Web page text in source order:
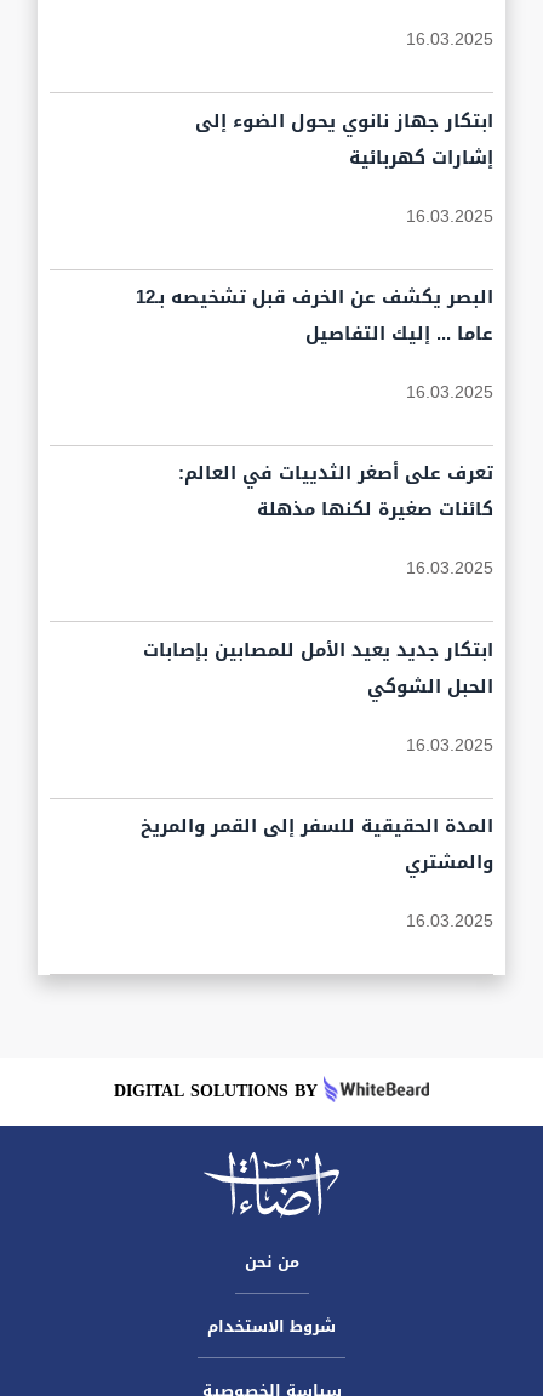
16.03.2025
ابتكار جهاز نانوي يحول الضوء إلى
إشارات كهربائية
16.03.2025
البصر يكشف عن الخرف قبل تشخيصه بـ12
عاما ... إليك التفاصيل
16.03.2025
تعرف على أصغر الثدييات في العالم:
كائنات صغيرة لكنها مذهلة
16.03.2025
ابتكار جديد يعيد الأمل للمصابين بإصابات
الحبل الشوكي
16.03.2025
المدة الحقيقية للسفر إلى القمر والمريخ
والمشتري
16.03.2025
DIGITAL SOLUTIONS BY
من نحن
شروط الاستخدام